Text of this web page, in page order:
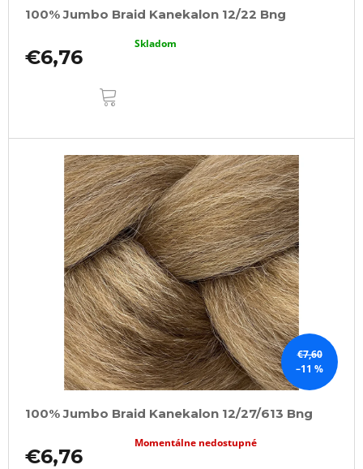
100% Jumbo Braid Kanekalon 12/22 Bng
€6,76
Skladom
€7,60
–11 %
100% Jumbo Braid Kanekalon 12/27/613 Bng
€6,76
Momentálne nedostupné